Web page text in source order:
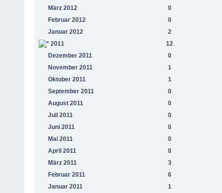
März 2012
0
Februar 2012
0
Januar 2012
2
2011
12
Dezember 2011
0
November 2011
1
Oktober 2011
1
September 2011
0
August 2011
0
Juli 2011
0
Juni 2011
0
Mai 2011
0
April 2011
0
März 2011
3
Februar 2011
6
Januar 2011
1